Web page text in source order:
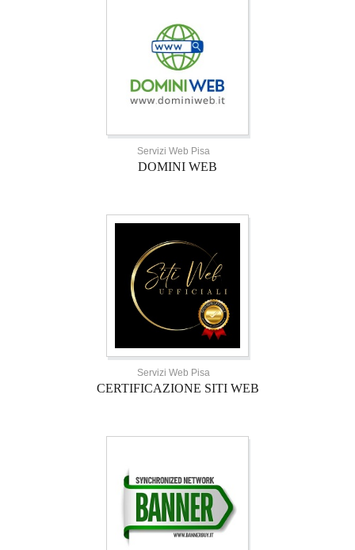
Servizi Web Pisa
DOMINI WEB
Servizi Web Pisa
CERTIFICAZIONE SITI WEB